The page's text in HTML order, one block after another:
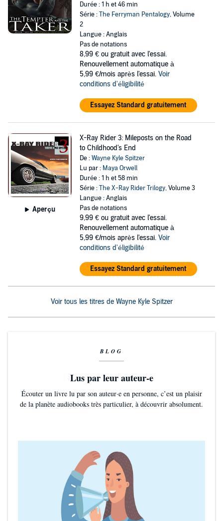
Durée : 1 h et 46 min
Série :The Ferryman Pentalogy, Volume
2
Langue : Anglais
Pas de notations
8,99 € ou gratuit avec l'essai.
Renouvellement automatique à
5,99 €/mois après l'essai. Voir
conditions d'éligibilité
Essayez Standard gratuitement
Aperçu
X-Ray Rider 3: Mileposts on the Road
to Childhood's End
De :Wayne Kyle Spitzer
Lu par : Maya Orwell
Durée : 1 h et 58 min
Série :The X-Ray Rider Trilogy, Volume 3
Langue : Anglais
Pas de notations
9,99 € ou gratuit avec l'essai.
Renouvellement automatique à
5,99 €/mois après l'essai. Voir
conditions d'éligibilité
Essayez Standard gratuitement
Voir tous les titres de Wayne Kyle Spitzer
BLOG
Lus par leur auteur-e
Écouter un livre lu par son auteur·e en personne, c’est un plaisir
de la planète audiobooks très particulier, à découvrir absolument.